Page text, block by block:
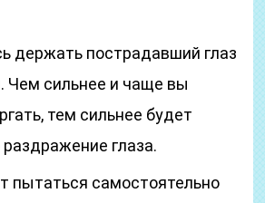
держать пострадавший глаз
Чем сильнее и чаще вы
тем сильнее будет
глаза.
пытаться самостоятельно